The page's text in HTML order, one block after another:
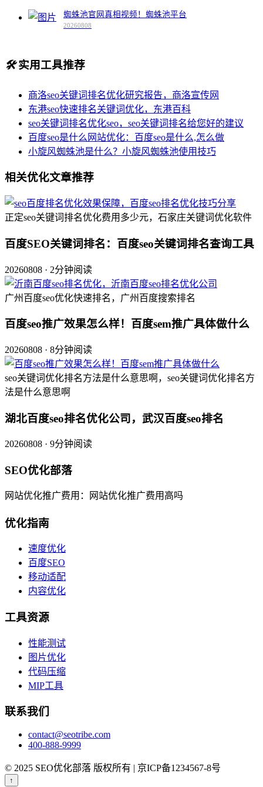
蜘蛛池官网真相视频！蜘蛛池平台
20260808
🛠️实用工具推荐
商洛seo关键词排名优化研究报告，商洛宣传网
东港seo快速排名关键词优化，东港百科
seo关键词排名优化seo，seo关键词排名给您好的建议
百度seo是什么网站优化：百度seo是什么,怎么做
小旋风蜘蛛池是什么？小旋风蜘蛛池使用技巧
相关优化文章推荐
正定seo关键词排名优化费用多少元，石家庄关键词优化软件
百度SEO关键词排名：百度seo关键词排名查询工具
20260808 · 2分钟阅读
广州百度seo优化快速排名，广州百度搜索排名
百度seo推广效果怎么样！百度sem推广具体做什么
20260808 · 8分钟阅读
seo关键词优化排名方法是什么意思啊，seo关键词优化排名方
法是什么意思啊
湖北百度seo排名优化公司，武汉百度seo排名
20260808 · 9分钟阅读
SEO优化部落
网站优化推广费用：网站优化推广费用高吗
优化指南
速度优化
百度SEO
移动适配
内容优化
工具资源
性能测试
图片优化
代码压缩
MIP工具
联系我们
contact@seotribe.com
400-888-9999
© 2025 SEO优化部落 版权所有 | 京ICP备1234567-8号
↑